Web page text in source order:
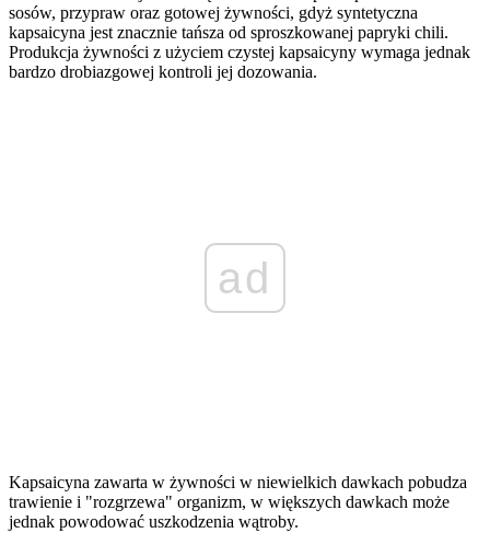
sosów, przypraw oraz gotowej żywności, gdyż syntetyczna
kapsaicyna jest znacznie tańsza od sproszkowanej papryki chili.
Produkcja żywności z użyciem czystej kapsaicyny wymaga jednak
bardzo drobiazgowej kontroli jej dozowania.
ad
Kapsaicyna zawarta w żywności w niewielkich dawkach pobudza
trawienie i "rozgrzewa" organizm, w większych dawkach może
jednak powodować uszkodzenia wątroby.